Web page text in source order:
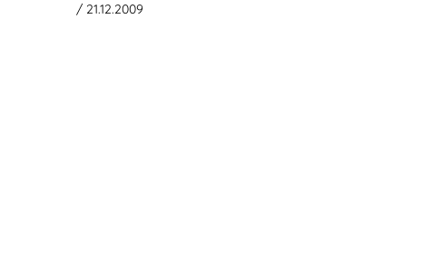
/ 21.12.2009